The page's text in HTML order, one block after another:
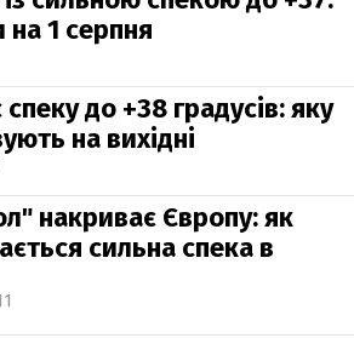
на 1 серпня
до +38 градусів: яку
на вихідні
накриває Європу: як
сильна спека в